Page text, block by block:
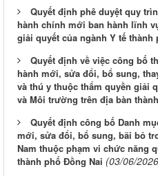
Quyết định phê duyệt quy
hành chính mới ban hành lĩnh
giải quyết của ngành Y tế thành
Quyết định về việc công bố
hành mới, sửa đổi, bổ sung,
và thú y thuộc thẩm quyền giải
và Môi trường trên địa bàn
Quyết định công bố Danh
mới, sửa đổi, bổ sung, bãi bỏ
Nam thuộc phạm vi chức năng
thành phố Đồng Nai (03/06/